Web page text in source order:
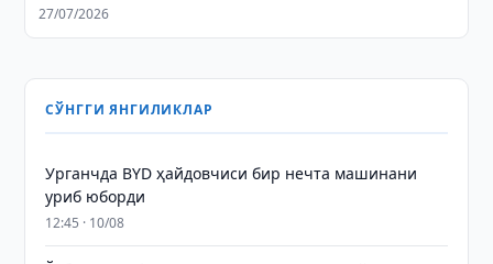
27/07/2026
СЎНГГИ ЯНГИЛИКЛАР
Урганчда BYD ҳайдовчиси бир нечта машинани
уриб юборди
12:45 · 10/08